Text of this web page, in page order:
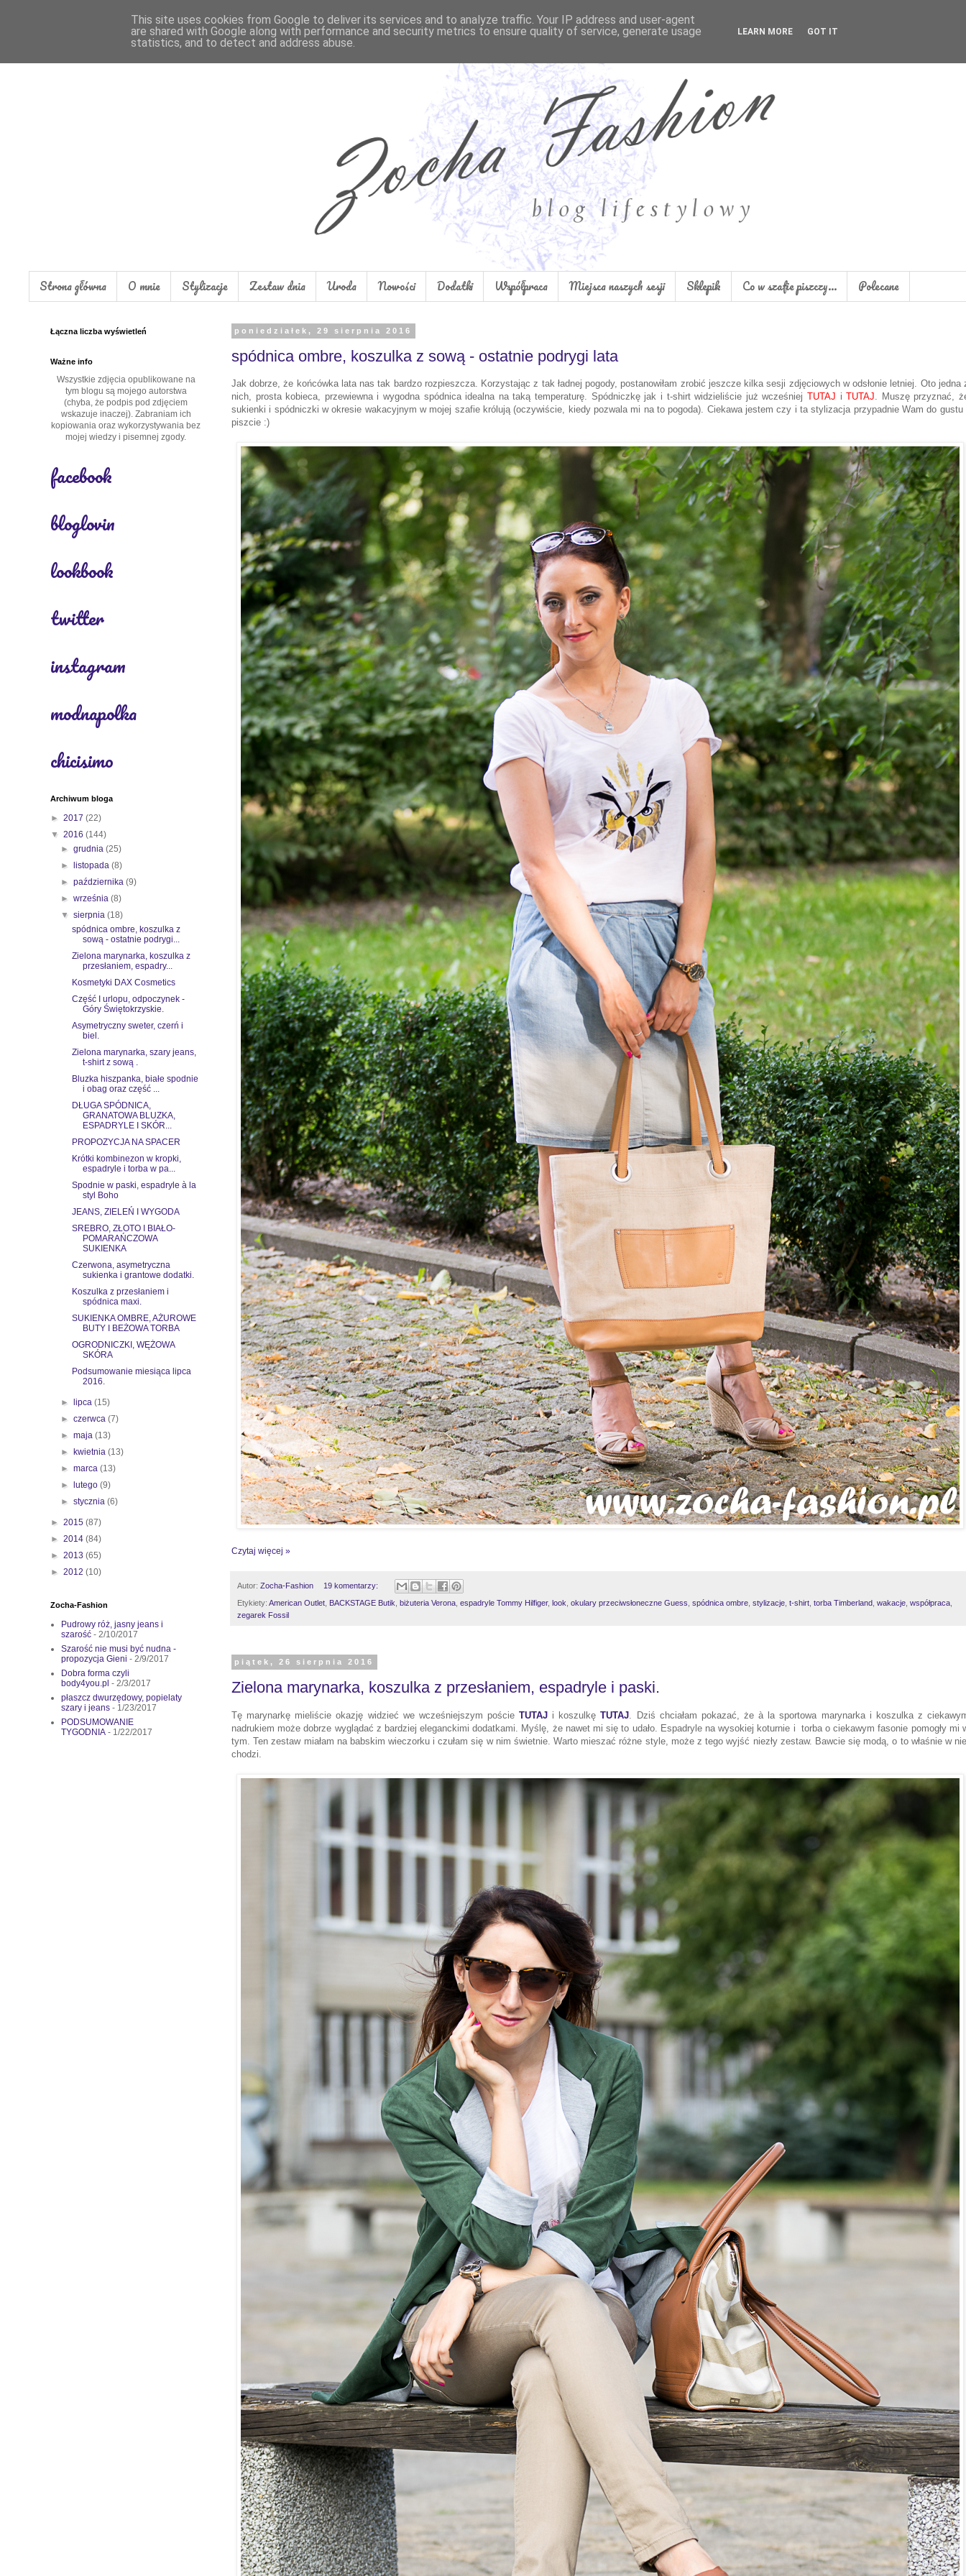
Strona główna O mnie Stylizacje Zestaw dnia Uroda Nowości Dodatki Współpraca Miejsca naszych sesji Sklepik Co w szafie piszczy... Polecane
poniedziałek, 29 sierpnia 2016
spódnica ombre, koszulka z sową - ostatnie podrygi lata
Jak dobrze, że końcówka lata nas tak bardzo rozpieszcza. Korzystając z tak ładnej pogody, postanowiłam zrobić jeszcze kilka sesji zdjęciowych w odsłonie letniej. Oto jedna
nich, prosta kobieca, przewiewna i wygodna spódnica idealna na taką temperaturę. Spódniczkę jak i t-shirt widzieliście już wcześniej TUTAJ iTUTAJ. Muszę przyznać,
sukienki i spódniczki w okresie wakacyjnym w mojej szafie królują (oczywiście, kiedy pozwala mi na to pogoda). Ciekawa jestem czy i ta stylizacja przypadnie Wam do gustu
piszcie :)
Czytaj więcej »
Autor: Zocha-Fashion 19 komentarzy:
Etykiety: American Outlet BACKSTAGE Butik biżuteria Verona espadryle Tommy Hilfiger, look okulary przeciwsłoneczne Guess spódnica ombre stylizacje t-shirt torba Timberland wakacje współpraca
zegarek Fossil
piątek, 26 sierpnia 2016
Zielona marynarka, koszulka z przesłaniem, espadryle i paski.
Tę marynarkę mieliście okazję widzieć we wcześniejszym pościeTUTAJ i koszulkęTUTAJ . Dziś chciałam pokazać, żeà la sportowa marynarka i koszulka z
nadrukiem może dobrze wyglądać z bardziej eleganckimi dodatkami. Myślę, że nawet mi się to udało. Espadryle na wysokiej koturnie i torba o ciekawym fasonie pomogły mi
tym. Ten zestaw miałam na babskim wieczorku i czułam się w nim świetnie. Warto mieszać różne style, może z tego wyjść niezły zestaw. Bawcie się modą, o to właśnie w
chodzi.
Łączna liczba wyświetleń
Ważne info
Wszystkie zdjęcia opublikowane na
tym blogu są mojego autorstwa
(chyba, że podpis pod zdjęciem
wskazuje inaczej). Zabraniam ich
kopiowania oraz wykorzystywania bez
mojej wiedzy i pisemnej zgody.
facebook
bloglovin
lookbook
twitter
instagram
modnapolka
chicisimo
Archiwum bloga
► 2017 (22)
▼ 2016 (144)
►grudnia(25)
►listopada(8)
►października(9)
►września(8)
▼sierpnia(18)
spódnica ombre, koszulka z
sową - ostatnie podrygi...
Zielona marynarka, koszulka z
przesłaniem, espadry...
Kosmetyki DAX Cosmetics
Część I urlopu, odpoczynek -
Góry Świętokrzyskie.
Asymetryczny sweter, czerń i
biel.
Zielona marynarka, szary jeans,
t-shirt z sową .
Bluzka hiszpanka, białe spodnie
i obag oraz część ...
DŁUGA SPÓDNICA,
GRANATOWA BLUZKA,
ESPADRYLE I SKÓR...
PROPOZYCJA NA SPACER
Krótki kombinezon w kropki,
espadryle i torba w pa...
Spodnie w paski, espadryle à la
styl Boho
JEANS, ZIELEŃ I WYGODA
SREBRO, ZŁOTO I BIAŁO-
POMARAŃCZOWA
SUKIENKA
Czerwona, asymetryczna
sukienka i grantowe dodatki.
Koszulka z przesłaniem i
spódnica maxi.
SUKIENKA OMBRE, AŻUROWE
BUTY I BEŻOWA TORBA
OGRODNICZKI, WĘŻOWA
SKÓRA
Podsumowanie miesiąca lipca
2016.
►lipca(15)
►czerwca(7)
►maja(13)
►kwietnia(13)
►marca(13)
►lutego(9)
►stycznia(6)
► 2015 (87)
► 2014 (84)
► 2013 (65)
► 2012 (10)
Zocha-Fashion
Pudrowy róż, jasny jeans i
szarość - 2/10/2017
Szarość nie musi być nudna -
propozycja Gieni - 2/9/2017
Dobra forma czyli
body4you.pl - 2/3/2017
płaszcz dwurzędowy, popielaty
szary i jeans - 1/23/2017
PODSUMOWANIE
TYGODNIA - 1/22/2017
This site uses cookies from Google to deliver its services and to analyze traffic. Your IP address and user-agent
are shared with Google along with performance and security metrics to ensure quality of service, generate usage
statistics, and to detect and address abuse.
LEARN MORE GOT IT